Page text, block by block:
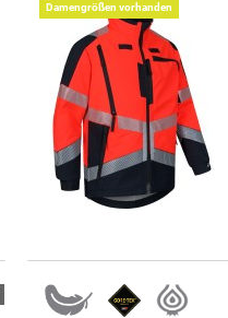
Damengrößen vorhanden